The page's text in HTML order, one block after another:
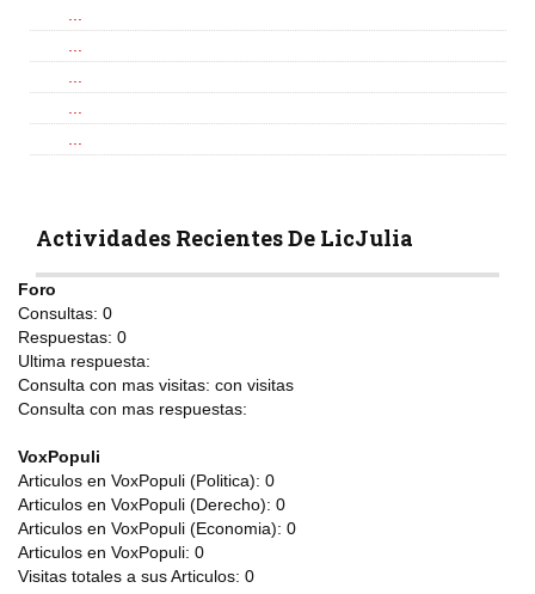
Actividades Recientes De LicJulia
Foro
Consultas: 0
Respuestas: 0
Ultima respuesta:
Consulta con mas visitas: con visitas
Consulta con mas respuestas:
VoxPopuli
Articulos en VoxPopuli (Politica): 0
Articulos en VoxPopuli (Derecho): 0
Articulos en VoxPopuli (Economia): 0
Articulos en VoxPopuli: 0
Visitas totales a sus Articulos: 0